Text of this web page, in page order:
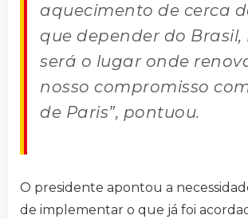
aquecimento de cerca
que depender do Brasil,
será o lugar onde
nosso compromisso
de Paris”, pontuou.
O presidente apontou a
de implementar o que já foi